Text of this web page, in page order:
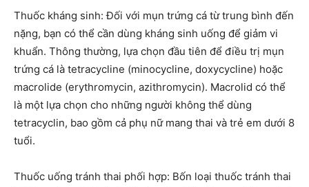
Thuốc kháng sinh: Đối với mụn trứng cá từ trung bình đến
nặng, bạn có thể cần dùng kháng sinh uống để giảm vi
khuẩn. Thông thường, lựa chọn đầu tiên để điều trị mụn
trứng cá là tetracycline (minocycline, doxycycline) hoặc
macrolide (erythromycin, azithromycin). Macrolid có thể
là một lựa chọn cho những người không thể dùng
tetracyclin, bao gồm cả phụ nữ mang thai và trẻ em dưới 8
tuổi.
Thuốc uống tránh thai phối hợp: Bốn loại thuốc tránh thai